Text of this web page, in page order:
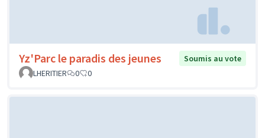
Yz'Parc le paradis des jeunes
Soumis au vote
LHERITIER
0 0